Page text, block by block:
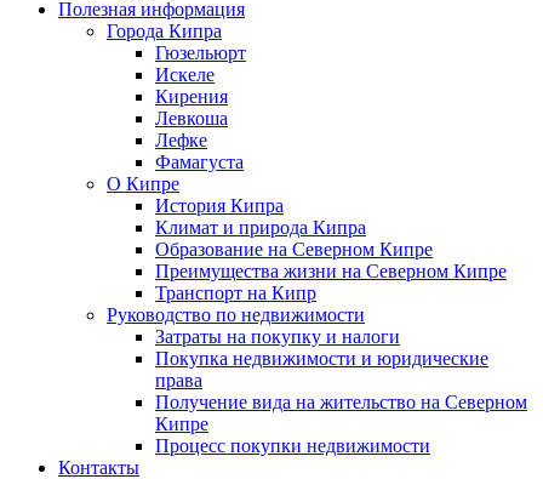
Полезная информация
Города Кипра
Гюзельюрт
Искеле
Кирения
Левкоша
Лефке
Фамагуста
О Кипре
История Кипра
Климат и природа Кипра
Образование на Северном Кипре
Преимущества жизни на Северном Кипре
Транспорт на Кипр
Руководство по недвижимости
Затраты на покупку и налоги
Покупка недвижимости и юридические
права
Получение вида на жительство на Северном
Кипре
Процесс покупки недвижимости
Контакты